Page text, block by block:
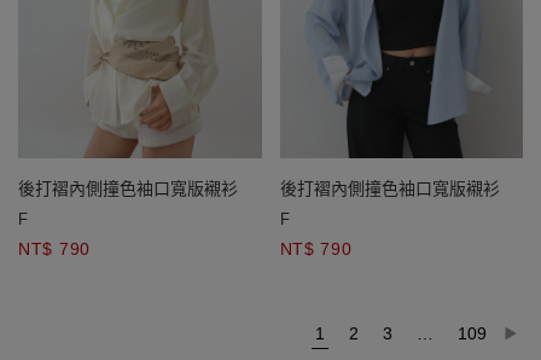
後打褶內側撞色袖口寬版襯衫
F
NT$ 790
後打褶內側撞色袖口寬版襯衫
F
NT$ 790
1 2 3 109